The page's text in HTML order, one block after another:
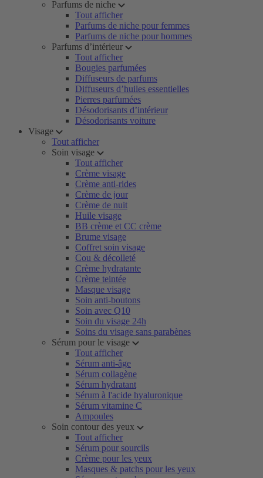
Parfums de niche
Tout afficher
Parfums de niche pour femmes
Parfums de niche pour hommes
Parfums d’intérieur
Tout afficher
Bougies parfumées
Diffuseurs de parfums
Diffuseurs d’huiles essentielles
Pierres parfumées
Désodorisants d’intérieur
Désodorisants voiture
Visage
Tout afficher
Soin visage
Tout afficher
Crème visage
Crème anti-rides
Crème de jour
Crème de nuit
Huile visage
BB crème et CC crème
Brume visage
Coffret soin visage
Cou & décolleté
Crème hydratante
Crème teintée
Masque visage
Soin anti-boutons
Soin avec Q10
Soin du visage 24h
Soins du visage sans parabènes
Sérum pour le visage
Tout afficher
Sérum anti-âge
Sérum collagène
Sérum hydratant
Sérum à l'acide hyaluronique
Sérum vitamine C
Ampoules
Soin contour des yeux
Tout afficher
Sérum pour sourcils
Crème pour les yeux
Masques & patchs pour les yeux